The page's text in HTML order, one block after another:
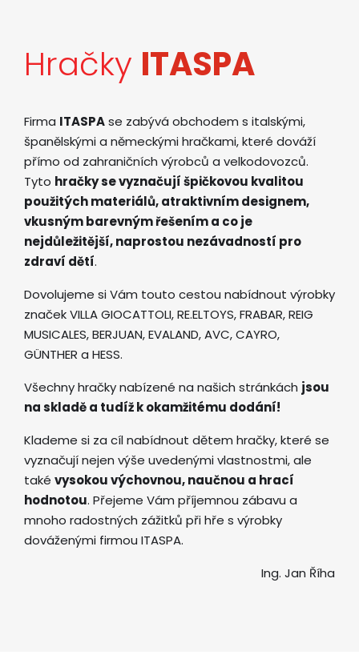
Hračky ITASPA
Firma ITASPAse zabývá obchodem s italskými,
španělskými a německými hračkami, které dováží
přímo od zahraničních výrobců a velkodovozců.
Tyto hračky se vyznačují špičkovou kvalitou
použitých materiálů, atraktivním designem,
vkusným barevným řešením a co je
nejdůležitější, naprostou nezávadností pro
zdraví dětí.
Dovolujeme si Vám touto cestou nabídnout výrobky
značek VILLA GIOCATTOLI, RE.ELTOYS, FRABAR, REIG
MUSICALES, BERJUAN, EVALAND, AVC, CAYRO,
GÜNTHER a HESS.
Všechny hračky nabízené na našich stránkách jsou
na skladě a tudíž k okamžitému dodání!
Klademe si za cíl nabídnout dětem hračky, které se
vyznačují nejen výše uvedenými vlastnostmi, ale
také vysokou výchovnou, naučnou a hrací
hodnotou. Přejeme Vám příjemnou zábavu a
mnoho radostných zážitků při hře s výrobky
dováženými firmou ITASPA.
Ing. Jan Říha